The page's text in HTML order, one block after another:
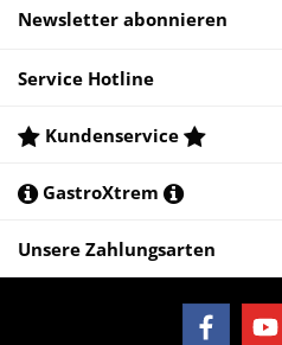
Newsletter abonnieren
Service Hotline
Kundenservice
GastroXtrem
Unsere Zahlungsarten